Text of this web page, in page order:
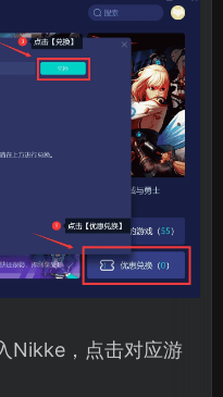
Nikke，点击对应游